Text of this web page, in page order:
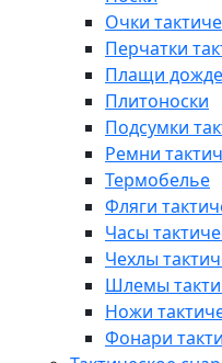
Очки
Перчатки
Плащи
Плитоноски
Подсумки
Ремни
Термобелье
Фляги
Часы
Чехлы
Шлемы
Ножи
Фонари